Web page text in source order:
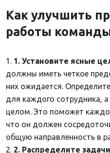
Как улучшить
работы
1. Установите ясные
должны иметь четкое
них ожидается.
для каждого сотрудника,
целом. Это поможет
что он должен
общую направленность в
2. Распределите